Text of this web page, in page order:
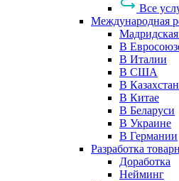
Все
Международная
Мадридская
В
В Италии
В США
В
В Китае
В Беларуси
В Украине
В Германии
Разработка
Доработка
Нейминг